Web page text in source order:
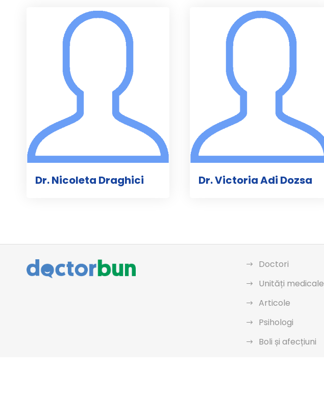
Dr. Nicoleta Draghici Dr. Victoria Adi Dozsa
Doctori
Unități medicale
Articole
Psihologi
Boli și afecțiuni